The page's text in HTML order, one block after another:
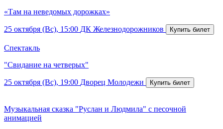
«Там на неведомых дорожках»
25 октября (Вс), 15:00 ДК Железнодорожников
Спектакль
"Свидание на четверых"
25 октября (Вс), 19:00 Дворец Молодежи
Музыкальная сказка "Руслан и Людмила" с песочной
анимацией